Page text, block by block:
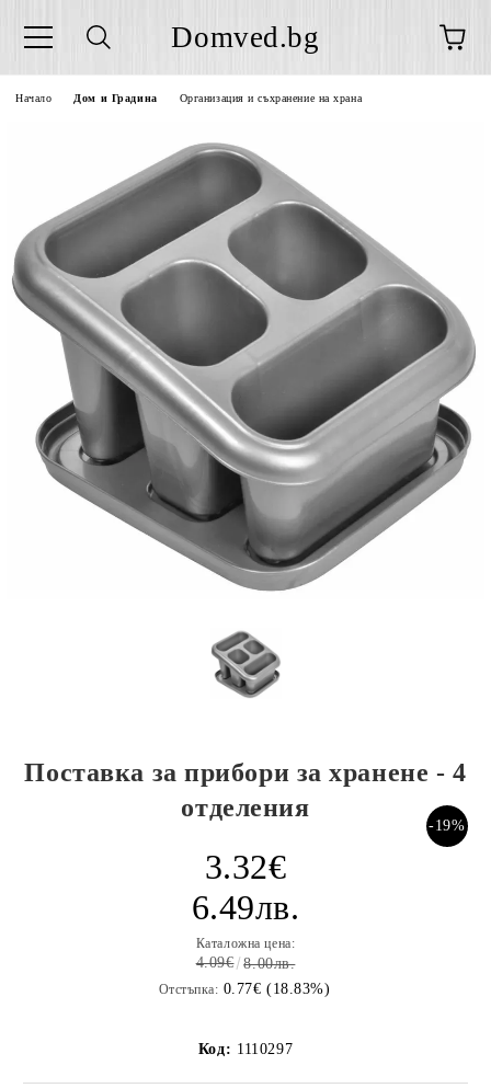
Domved.bg
Начало Дом и Градина Организация и съхранение на храна
Поставка за прибори за хранене - 4
отделения
-19%
3.32€
6.49лв.
Каталожна цена:
4.09€ 8.00лв.
Отстъпка: 0.77€ (18.83%)
Код: 1110297